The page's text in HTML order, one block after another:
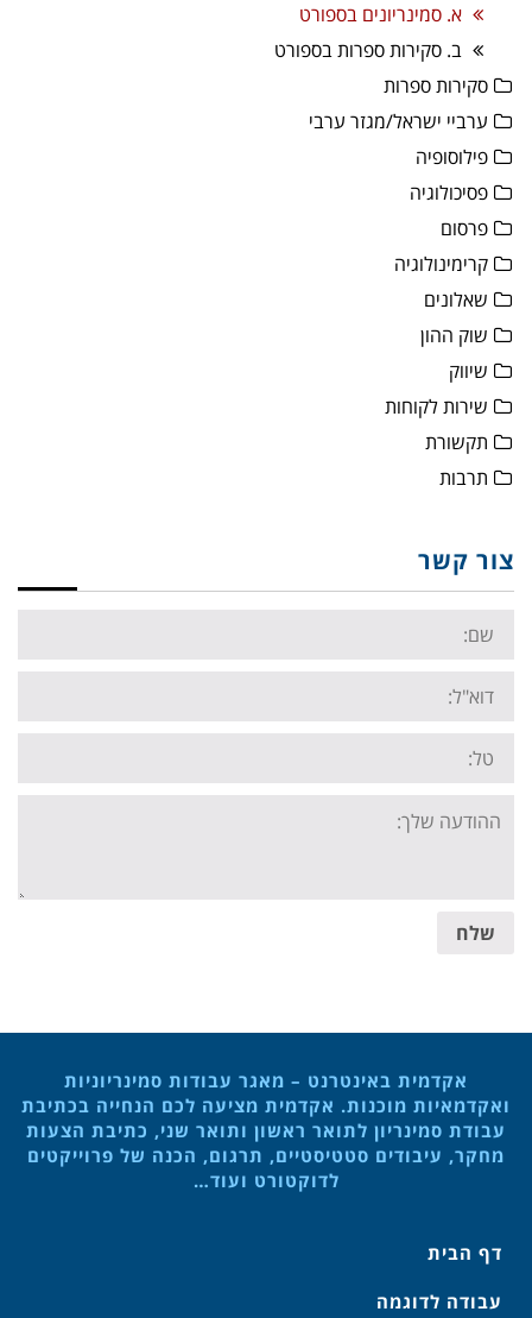
א. סמינריונים בספורט
ב. סקירות ספרות בספורט
סקירות ספרות
ערביי ישראל/מגזר ערבי
פילוסופיה
פסיכולוגיה
פרסום
קרימינולוגיה
שאלונים
שוק ההון
שיווק
שירות לקוחות
תקשורת
תרבות
צור קשר
Name:
Email:
Tel:
Your
message:
שלח
אקדמית באינטרנט – מאגר עבודות סמינריוניות
ואקדמאיות מוכנות. אקדמית מציעה לכם הנחייה בכתיבת
עבודת סמינריון לתואר ראשון ותואר שני, כתיבת הצעות
מחקר, עיבודים סטטיסטיים, תרגום, הכנה של פרוייקטים
לדוקטורט ועוד…
דף הבית
עבודה לדוגמה